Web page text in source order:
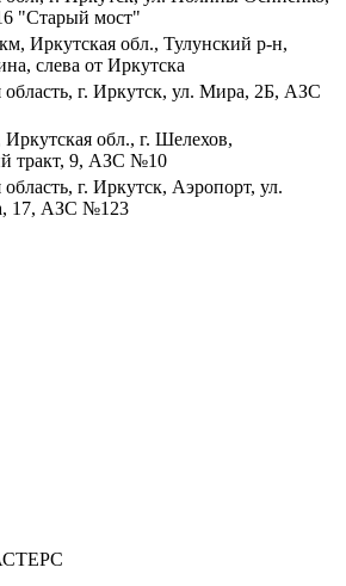
"Старый мост"
Иркутская обл., Тулунский р-н,
слева от Иркутска
область, г. Иркутск, ул. Мира, 2Б, АЗС
обл., г. Шелехов,
тракт, 9, АЗС №10
г. Иркутск, Аэропорт, ул.
17, АЗС №123